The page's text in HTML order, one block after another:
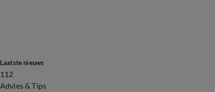
Laatste nieuws
112
Advies & Tips